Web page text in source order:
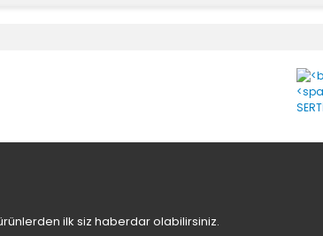
ilk siz haberdar olabilirsiniz.